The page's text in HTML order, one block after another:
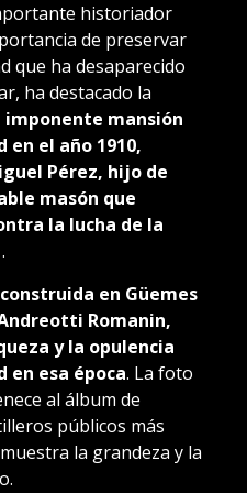
historiador
de preservar
que ha desaparecido
ha destacado la
imponente mansión
en el año 1910,
Pérez, hijo de
masón que
la lucha de la
.
en Güemes
Romanin,
y la opulencia
en esa época. La foto
al álbum de
públicos más
la grandeza y la